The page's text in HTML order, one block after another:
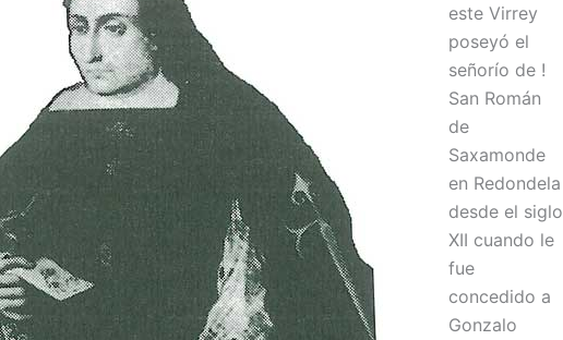
este Virrey
poseyó el
señorío de !
San Román
de
Saxamonde
en Redondela
desde el siglo
XII cuando le
fue
concedido a
Gonzalo